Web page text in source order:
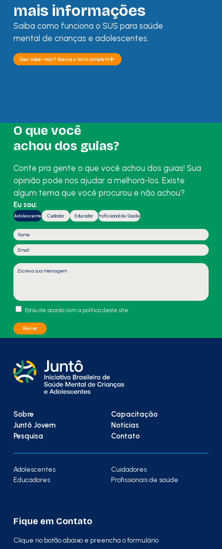
mais informações
Saiba como funciona o SUS para saúde
mental de crianças e adolescentes.
Quer saber mais? Acesse o texto completo
O que você
achou dos guias?
Conte pra gente o que você achou dos guias! Sua
opinião pode nos ajudar a melhorá-los. Existe
algum tema que você procurou e não achou?
Eu sou:
Adolescente Cuidador Educador Profissional de Saúde
Estou de acordo com a política deste site
Sobre
Capacitação
Juntô Jovem
Notícias
Pesquisa
Contato
Adolescentes
Cuidadores
Educadores
Profissionais de saúde
Fique em Contato
Clique no botão abaixo e preencha o formulário